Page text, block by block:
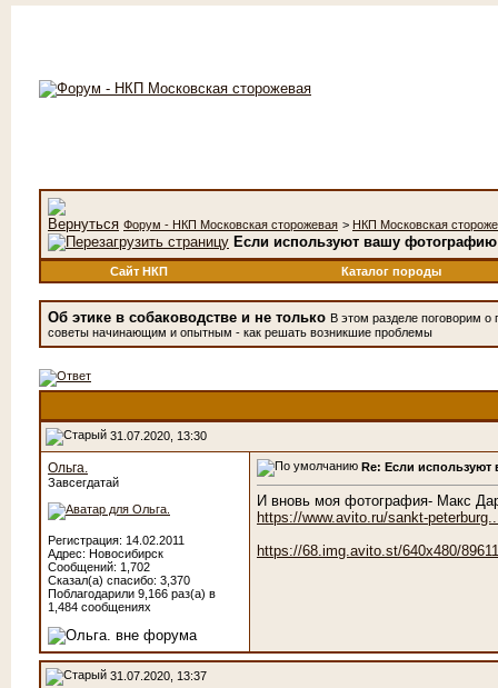
Форум - НКП Московская сторожевая > НКП Московская
Если используют вашу
Сайт НКП Каталог породы
Об этике в собаководстве и не только В этом разделе поговорим о
советы начинающим и опытным - как решать возникшие проблемы
31.07.2020, 13:30
Ольга.
Завсегдатай
Регистрация: 14.02.2011
Адрес: Новосибирск
Сообщений: 1,702
Сказал(а) спасибо: 3,370
Поблагодарили 9,166 раз(а) в
1,484 сообщениях
Re: Если
И вновь моя фотография- Макс
https://www.avito.ru/sankt-
https://68.img.avito.st/640x480/
31.07.2020, 13:37